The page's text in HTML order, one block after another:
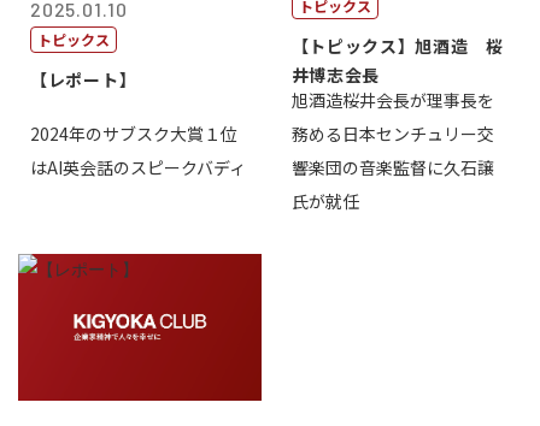
2025.01.10
トピックス
【レポート】
2024年のサブスク大賞１位
はAI英会話のスピークバディ
トピックス
【トピックス】旭酒造 桜
井博志会長
旭酒造桜井会長が理事長を
務める日本センチュリー交
響楽団の音楽監督に久石譲
氏が就任